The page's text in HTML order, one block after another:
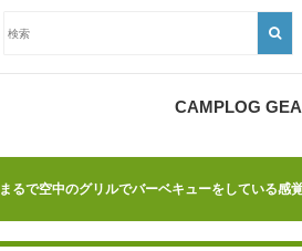
CAMPLOG
まるで空中のグリルでバーベキューをしている感